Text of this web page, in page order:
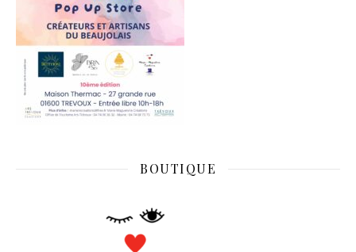
BOUTIQUE